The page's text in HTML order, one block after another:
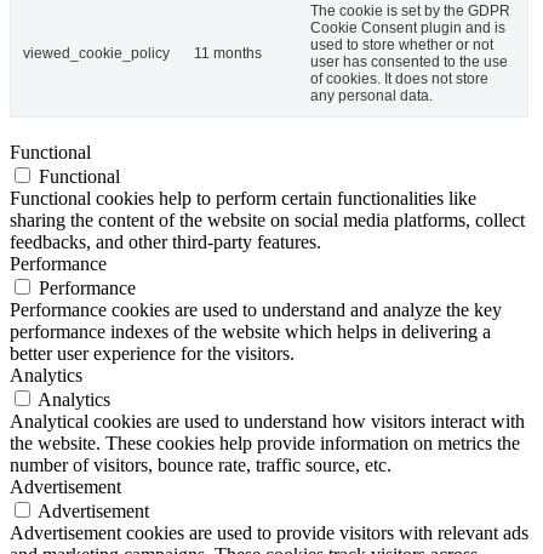
viewed_cookie_policy 11 months
The cookie is set by the GDPR
Cookie Consent plugin and is
used to store whether or not
user has consented to the use
of cookies. It does not store
any personal data.
Functional
Functional
Functional cookies help to perform certain functionalities like
sharing the content of the website on social media platforms, collect
feedbacks, and other third-party features.
Performance
Performance
Performance cookies are used to understand and analyze the key
performance indexes of the website which helps in delivering a
better user experience for the visitors.
Analytics
Analytics
Analytical cookies are used to understand how visitors interact with
the website. These cookies help provide information on metrics the
number of visitors, bounce rate, traffic source, etc.
Advertisement
Advertisement
Advertisement cookies are used to provide visitors with relevant ads